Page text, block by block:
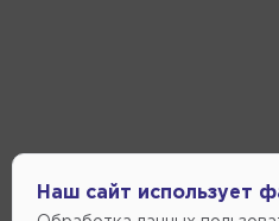
Наш сайт использует